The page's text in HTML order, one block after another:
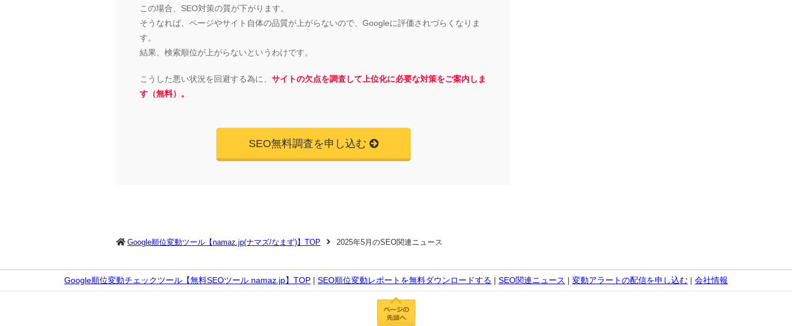
この場合、SEO対策の質が下がります。
そうなれば、ページやサイト自体の品質が上がらないので、Googleに評価されづらくなりま
す。
結果、検索順位が上がらないというわけです。
こうした悪い状況を回避する為に、 サイトの欠点を調査して上位化に必要な対策をご案内しま
す（無料）。
SEO無料調査を申し込む
Google順位変動ツール【namaz.jp(ナマズ/なまず)】TOP 2025年5月のSEO関連ニュース
Google順位変動チェックツール【無料SEOツール namaz.jp】TOP | SEO順位変動レポートを無料ダウンロードする | SEO関連ニュース | 変動アラートの配信を申し込む | 会社情報